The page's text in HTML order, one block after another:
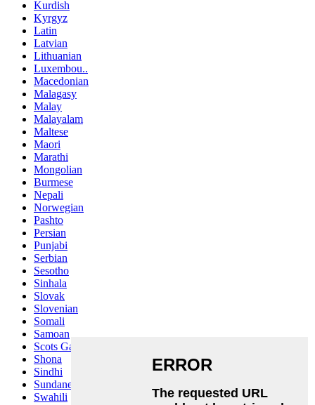
Kurdish
Kyrgyz
Latin
Latvian
Lithuanian
Luxembou..
Macedonian
Malagasy
Malay
Malayalam
Maltese
Maori
Marathi
Mongolian
Burmese
Nepali
Norwegian
Pashto
Persian
Punjabi
Serbian
Sesotho
Sinhala
Slovak
Slovenian
Somali
Samoan
Scots Gaelic
Shona
Sindhi
Sundanese
Swahili